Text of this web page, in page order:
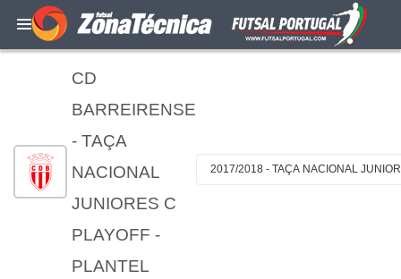
CD
BARREIRENSE
- TAÇA
NACIONAL
JUNIORES C
PLAYOFF -
PLANTEL
2017/2018 - TAÇA NACIONAL